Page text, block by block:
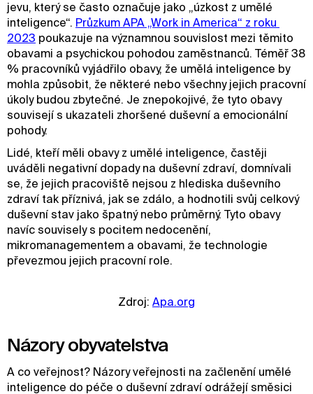
jevu, který se často označuje jako „úzkost z umělé
inteligence“. Průzkum APA „Work in America“ z roku
2023 poukazuje na významnou souvislost mezi těmito
obavami a psychickou pohodou zaměstnanců. Téměř 38
% pracovníků vyjádřilo obavy, že umělá inteligence by
mohla způsobit, že některé nebo všechny jejich pracovní
úkoly budou zbytečné. Je znepokojivé, že tyto obavy
souvisejí s ukazateli zhoršené duševní a emocionální
pohody.
Lidé, kteří měli obavy z umělé inteligence, častěji
uváděli negativní dopady na duševní zdraví, domnívali
se, že jejich pracoviště nejsou z hlediska duševního
zdraví tak příznivá, jak se zdálo, a hodnotili svůj celkový
duševní stav jako špatný nebo průměrný. Tyto obavy
navíc souvisely s pocitem nedocenění,
mikromanagementem a obavami, že technologie
převezmou jejich pracovní role.
Zdroj: Apa.org
Názory obyvatelstva
A co veřejnost? Názory veřejnosti na začlenění umělé
inteligence do péče o duševní zdraví odrážejí směsici